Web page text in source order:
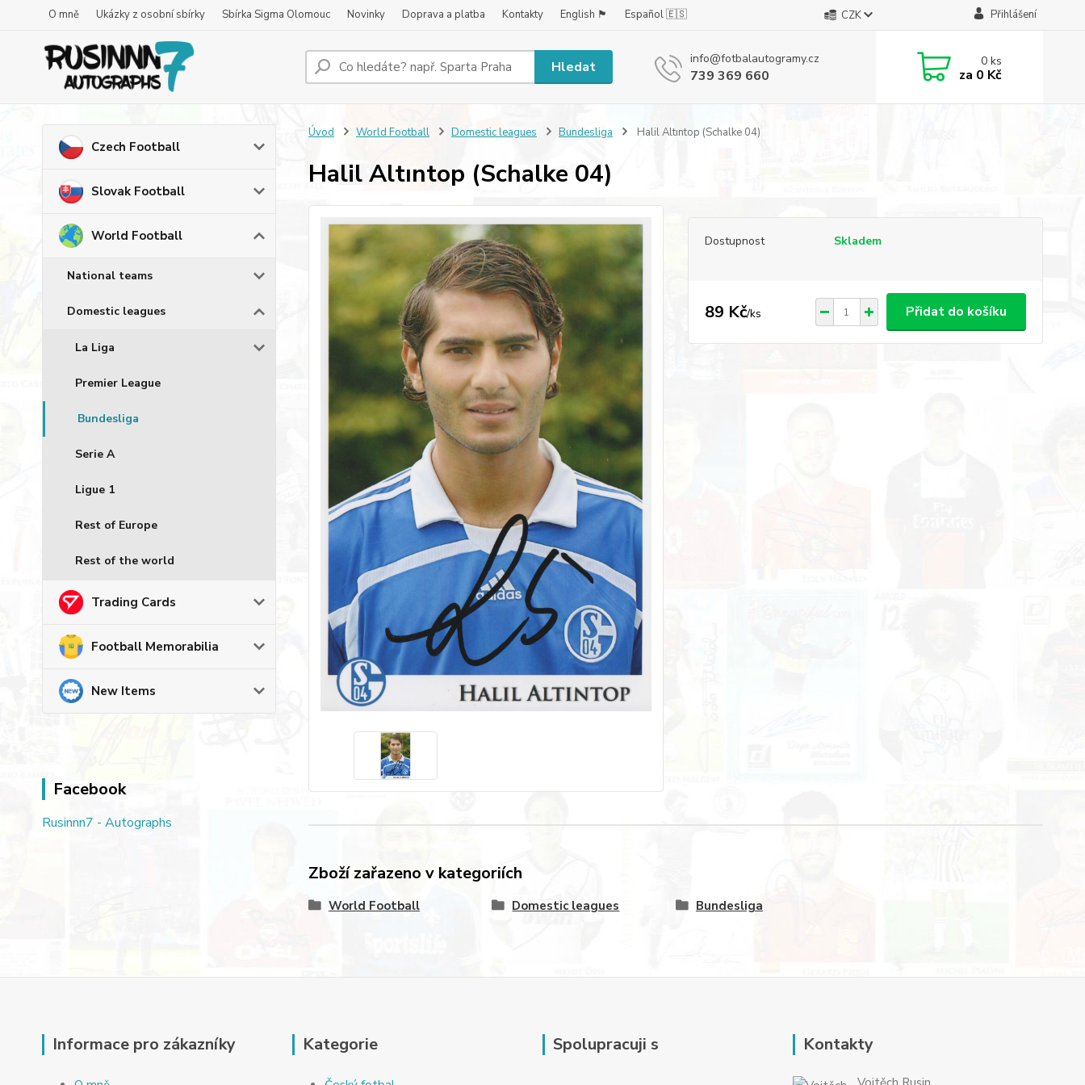
O mně Ukázky z osobní sbírky Sbírka Sigma Olomouc Novinky Doprava a platba Kontakty English 🏴󠁧󠁢󠁥󠁮󠁧󠁿 Español 🇪🇸 CZK Přihlášení
Hledat info@fotbalautogramy.cz
739 369 660
0ks
za 0 Kč
Czech Football
Slovak Football
World Football
National teams
Domestic leagues
La Liga
Premier League
Bundesliga
Serie A
Ligue 1
Rest of Europe
Rest of the world
Trading Cards
Football Memorabilia
New Items
Facebook
Rusinnn7 - Autographs
Úvod World Football Domestic leagues Bundesliga Halil Altıntop (Schalke 04)
Halil Altıntop (Schalke 04)
Dostupnost Skladem
89 Kč/ks Přidat do košíku
Zboží zařazeno v kategoriích
World Football Domestic leagues Bundesliga
Informace pro zákazníky Kategorie Spolupracuji s Kontakty